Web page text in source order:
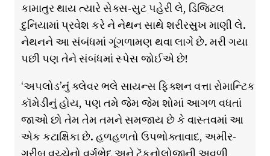
કામાતુર થાય ત્યારે સેક્સ-સુટ પહેરી લે, ડિજિટલ
દુનિયામાં પ્રવેશ કરે ને નેથન સાથે શરીરસુખ માણી લે.
નેથનને આ સંબંધમાં ગૂંગળામણ થવા લાગે છે. મરી ગયા
પછી પણ તેને સંબંધમાં સ્પેસ જોઈએ છે!
‘અપલોડ’નું ક્લેવર ભલે સાયન્સ ફિક્શન વત્તા રોમાન્ટિક
કૉમેડીનું હોય, પણ તમે જેમ જેમ શોમાં આગળ વધતાં
જાઓ છો તેમ તેમ તમને સમજાય છે કે વાસ્તવમાં આ
એક કટાક્ષિકા છે. હળહળતો ઉપભોક્તાવાદ, અમીર-